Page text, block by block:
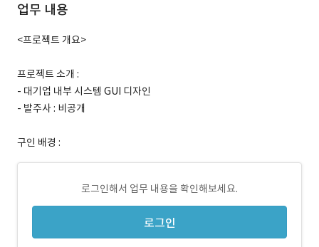
업무 내용
<프로젝트 개요>
프로젝트 소개 :
- 대기업 내부 시스템 GUI 디자인
- 발주사 : 비공개
구인 배경 :
로그인해서 업무 내용을 확인해보세요.
로그인